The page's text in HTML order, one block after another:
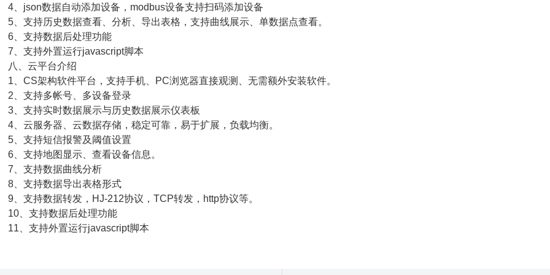
json数据自动添加设备，modbus设备支持扫码添加设备
支持历史数据查看、分析、导出表格，支持曲线展示、单数据点查看。
支持数据后处理功能
支持外置运行javascript脚本
云平台介绍
CS架构软件平台，支持手机、PC浏览器直接观测、无需额外安装软件。
支持多帐号、多设备登录
支持实时数据展示与历史数据展示仪表板
云服务器、云数据存储，稳定可靠，易于扩展，负载均衡。
支持短信报警及阈值设置
支持地图显示、查看设备信息。
支持数据曲线分析
支持数据导出表格形式
支持数据转发，HJ-212协议，TCP转发，http协议等。
支持数据后处理功能
支持外置运行javascript脚本